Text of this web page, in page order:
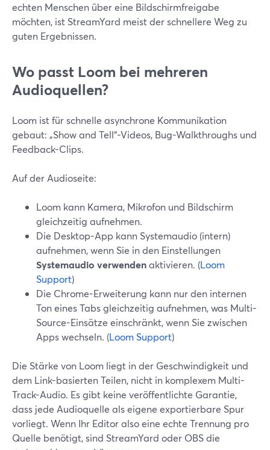
echten Menschen über eine Bildschirmfreigabe
möchten, ist StreamYard meist der schnellere Weg zu
guten Ergebnissen.
Wo passt Loom bei mehreren
Audioquellen?
Loom ist für schnelle asynchrone Kommunikation
gebaut: „Show and Tell“-Videos, Bug-Walkthroughs und
Feedback-Clips.
Auf der Audioseite:
Loom kann Kamera, Mikrofon und Bildschirm
gleichzeitig aufnehmen.
Die Desktop-App kann Systemaudio (intern)
aufnehmen, wenn Sie in den Einstellungen
Systemaudio verwendenaktivieren. (Loom
Support)
Die Chrome-Erweiterung kann nur den internen
Ton eines Tabs gleichzeitig aufnehmen, was Multi-
Source-Einsätze einschränkt, wenn Sie zwischen
Apps wechseln. (Loom Support)
Die Stärke von Loom liegt in der Geschwindigkeit und
dem Link-basierten Teilen, nicht in komplexem Multi-
Track-Audio. Es gibt keine veröffentlichte Garantie,
dass jede Audioquelle als eigene exportierbare Spur
vorliegt. Wenn Ihr Editor also eine echte Trennung pro
Quelle benötigt, sind StreamYard oder OBS die